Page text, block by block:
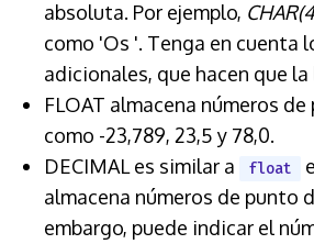
absoluta. Por ejemplo,
como 'Os '. Tenga en cuenta
adicionales, que hacen que
FLOAT almacena números
como -23,789, 23,5 y 78,0.
DECIMAL es similar a
float
almacena números de punto
embargo, puede indicar el